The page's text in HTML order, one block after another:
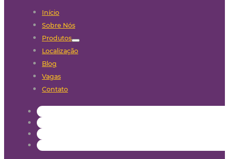
Início
Sobre Nós
Produtos
Localização
Blog
Vagas
Contato